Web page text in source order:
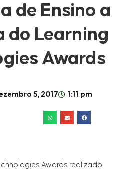
de Ensino a
do Learning
Awards
5, 2017 1:11 pm
Awards realizado